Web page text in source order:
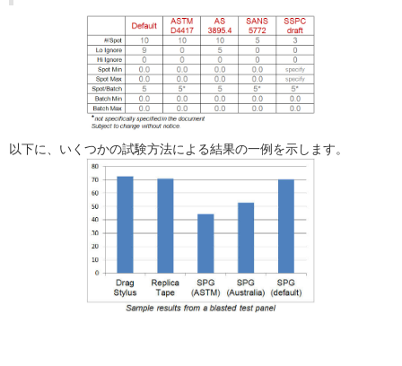
以下に、いくつかの試験方法による結果の一例を示します。